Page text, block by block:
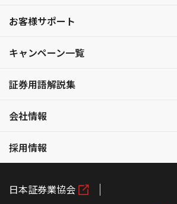
お客様サポート
キャンペーン一覧
証券用語解説集
会社情報
採用情報
日本証券業協会